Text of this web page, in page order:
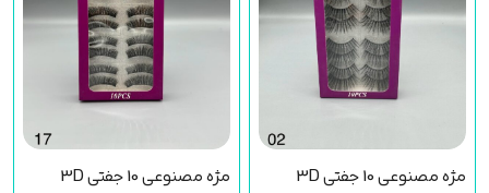
مژه مصنوعی 10 جفتی 3D
مژه مصنوعی 10 جفتی 3D